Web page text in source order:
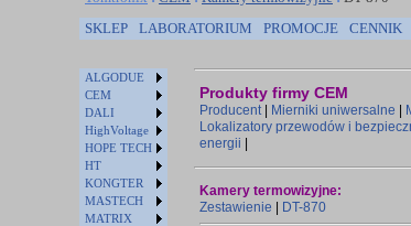
SKLEP
LABORATORIUM PROMOCJE CENNIK
ALGODUE
CEM
DALI
HighVoltage
HOPE TECH
HT
KONGTER
MASTECH
MATRIX
Produkty firmy CEM
Producent| Mierniki uniwersalne
Lokalizatory przewodów i
energii
Kamery termowizyjne:
Zestawienie
DT-870